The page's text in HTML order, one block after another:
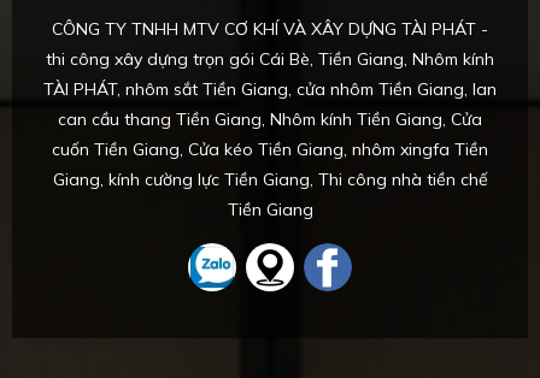
CÔNG TY TNHH MTV CƠ KHÍ VÀ XÂY DỰNG TÀI PHÁT -
thi công xây dựng trọn gói Cái Bè, Tiền Giang, Nhôm kính
TÀI PHÁT, nhôm sắt Tiền Giang, cửa nhôm Tiền Giang, lan
can cầu thang Tiền Giang, Nhôm kính Tiền Giang, Cửa
cuốn Tiền Giang, Cửa kéo Tiền Giang, nhôm xingfa Tiền
Giang, kính cường lực Tiền Giang, Thi công nhà tiền chế
Tiền Giang